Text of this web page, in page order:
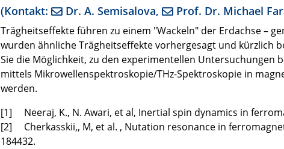
(Kontakt: Dr. A. Semisalova, Prof. Dr. Michael
Trägheitseffekte führen zu einem "Wackeln" der Erdachse –
wurden ähnliche Trägheitseffekte vorhergesagt und kürzlich
Sie die Möglichkeit, zu den experimentellen Untersuchungen
mittels Mikrowellenspektroskopie/THz-Spektroskopie in
werden.
[1] Neeraj, K., N. Awari, et al, Inertial spin dynamics in
[2] Cherkasskii,, M, et al. , Nutation resonance in
184432.